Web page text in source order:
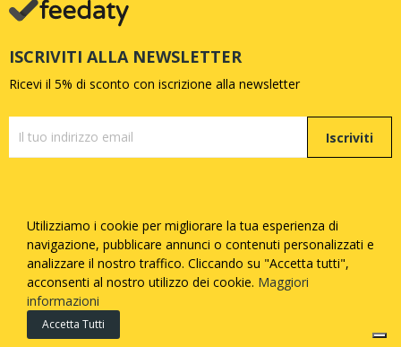
ISCRIVITI ALLA NEWSLETTER
Ricevi il 5% di sconto con iscrizione alla newsletter
Iscriviti
Copyright © Quattrozampe S.R.L. - P.iva05377730873
Tutti i diritti riservati - Made with byFebosoft
Informatica
Utilizziamo i cookie per migliorare la tua esperienza di
navigazione, pubblicare annunci o contenuti personalizzati e
analizzare il nostro traffico. Cliccando su "Accetta tutti",
acconsenti al nostro utilizzo dei cookie. Maggiori
informazioni
Accetta Tutti